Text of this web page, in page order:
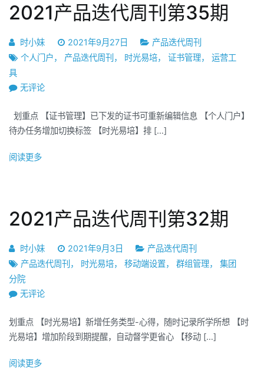
期
2021产品迭代周刊第35期
时小妹 2021年9月27日
产品迭代周刊
个人门户， 产品迭代周刊 ， 时光易培， 证书管理， 运营工
具
2021
品
迭
周
期
无评论
划重点 【证书管理】已下发的证书可重新编辑信息 【个人门户】
待办任务增加切换标签 【时光易培】排 […]
阅读更多
2021产品迭代周刊第32期
时小妹 2021年9月3日
产品迭代周刊
产品迭代周刊 ， 时光易培， 移动端设置， 群组管理， 集团
分院
2021
品
迭
周
无评论
划重点 【时光易培】新增任务类型-心得，随时记录所学所想 【时
光易培】增加阶段到期提醒，自动督学更省心 【移动 […]
阅读更多